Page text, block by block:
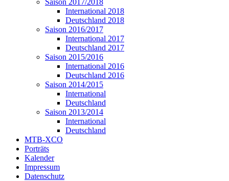
International 2018
Deutschland 2018
Saison 2016/2017
International 2017
Deutschland 2017
Saison 2015/2016
International 2016
Deutschland 2016
Saison 2014/2015
International
Deutschland
Saison 2013/2014
International
Deutschland
MTB-XCO
Porträts
Kalender
Impressum
Datenschutz